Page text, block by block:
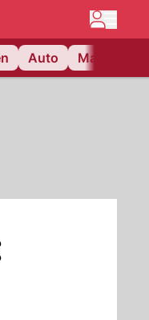
Auto Matchcenter